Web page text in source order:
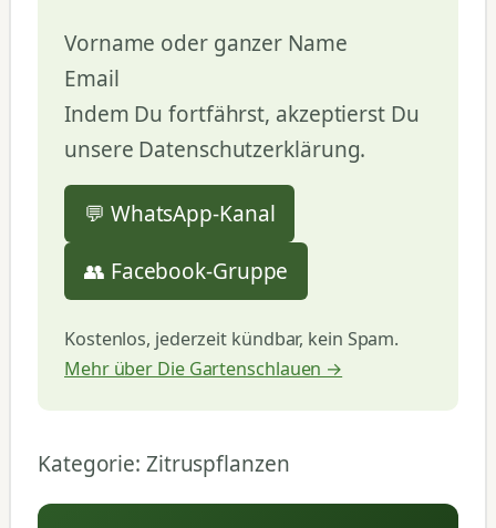
Vorname oder ganzer Name
Email
Indem Du fortfährst, akzeptierst Du
unsere Datenschutzerklärung.
💬 WhatsApp-Kanal
👥 Facebook-Gruppe
Kostenlos, jederzeit kündbar, kein Spam.
Mehr über Die Gartenschlauen →
Kategorie: Zitruspflanzen